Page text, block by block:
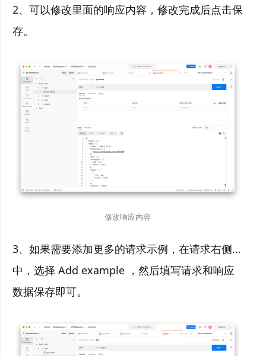
2、可以修改里面的响应内容，修改完成后点击保
存。
修改响应内容
3、如果需要添加更多的请求示例，在请求右侧...
中，选择 Add example ，然后填写请求和响应
数据保存即可。